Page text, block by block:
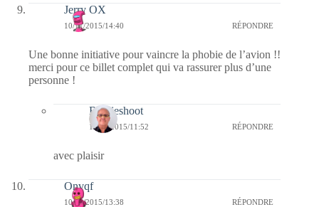
Jerry OX
10/11/2015/14:40 RÉPONDRE
Une bonne initiative pour vaincre la phobie de l’avion !!
merci pour ce billet complet qui va rassurer plus d’une
personne !
Bernieshoot
12/11/2015/11:52 RÉPONDRE
avec plaisir
Onvqf
10/11/2015/13:38 RÉPONDRE